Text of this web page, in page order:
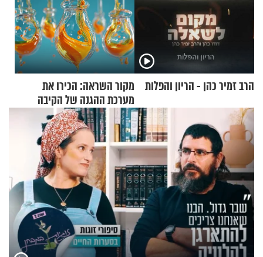
הרב זמיר כהן - הריון והפלות
מקור השראה: הכירו את
מערכת ההגנה של הקיבה